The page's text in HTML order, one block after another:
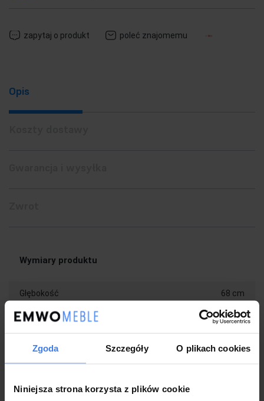
Zgoda Szczegóły O plikach cookies
Niniejsza strona korzysta z plików cookie
zapytaj o produkt poleć znajomemu
Opis
Wymiary produktu
Głębokość 68 cm
Szerokość 104 cm